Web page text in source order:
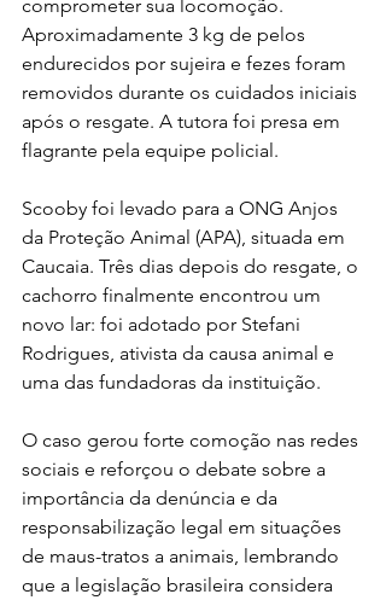
comprometer sua locomoção.
Aproximadamente 3 kg de pelos
endurecidos por sujeira e fezes foram
removidos durante os cuidados iniciais
após o resgate. A tutora foi presa em
flagrante pela equipe policial.
Scooby foi levado para a ONG Anjos
da Proteção Animal (APA), situada em
Caucaia. Três dias depois do resgate, o
cachorro finalmente encontrou um
novo lar: foi adotado por Stefani
Rodrigues, ativista da causa animal e
uma das fundadoras da instituição.
O caso gerou forte comoção nas redes
sociais e reforçou o debate sobre a
importância da denúncia e da
responsabilização legal em situações
de maus-tratos a animais, lembrando
que a legislação brasileira considera